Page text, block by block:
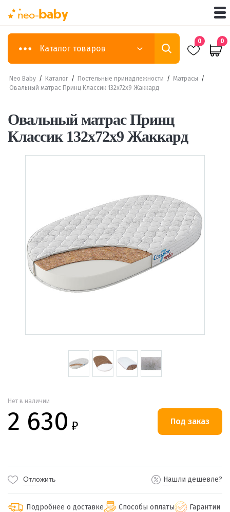
Каталог товаров
0 0
Neo Baby / Каталог / Постельные принадлежности / Матрасы /
Овальный матрас Принц Классик 132х72х9 Жаккард
Овальный матрас Принц
Классик 132х72х9 Жаккард
Нет в наличии
2 630 ₽
Отложить Нашли дешевле?
Подробнее о доставке Способы оплаты Гарантии